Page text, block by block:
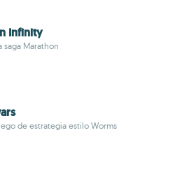
Infinity
saga Marathon
de estrategia estilo Worms